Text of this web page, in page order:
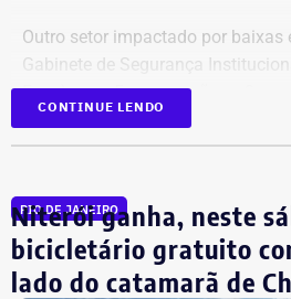
Outro setor impactado por baixas
Gabinete de Segurança
Foco), com 5 exonerações e 3
Em contrapartida, o Detran-RJ
Civil chancelou 6 nomeações
serviços e unidades de
departamento de trânsito, sem
exoneração correspondente nesta
CONTINUE LENDO
RIO DE JANEIRO
Niterói ganha, neste
bicicletário gratuito
lado do catamarã de